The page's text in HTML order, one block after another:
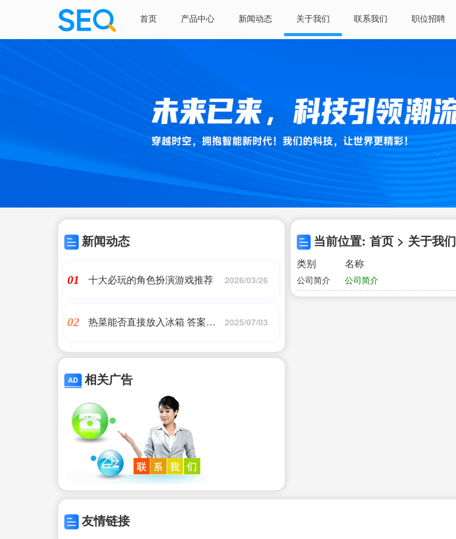
首页 产品中心 新闻动态 关于我们 联系我们 职位招聘
新闻动态
01 十大必玩的角色扮演游戏推荐 2026/03/26
02
热菜能否直接放入冰箱 答案竟
2025/07/03
相关广告
当前位置: 首页 > 关于我们
类别 名称
公司简介 公司简介
友情链接